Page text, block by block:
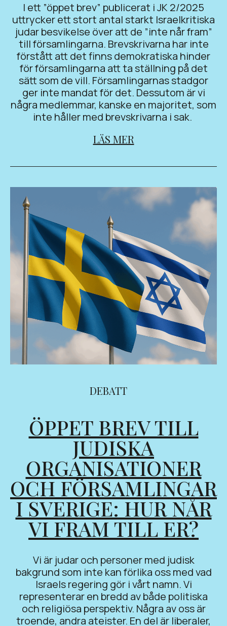
I ett ”öppet brev” publicerat i JK 2/2025
uttrycker ett stort antal starkt Israelkritiska
judar besvikelse över att de ”inte når fram”
till församlingarna. Brevskrivarna har inte
förstått att det finns demokratiska hinder
för församlingarna att ta ställning på det
sätt som de vill. Församlingarnas stadgor
ger inte mandat för det. Dessutom är vi
några medlemmar, kanske en majoritet, som
inte håller med brevskrivarna i sak.
LÄS MER
DEBATT
ÖPPET BREV TILL
JUDISKA
ORGANISATIONER
OCH FÖRSAMLINGAR
I SVERIGE: HUR NÅR
VI FRAM TILL ER?
Vi är judar och personer med judisk
bakgrund som inte kan förlika oss med vad
Israels regering gör i vårt namn. Vi
representerar en bredd av både politiska
och religiösa perspektiv. Några av oss är
troende, andra ateister. En del är liberaler,